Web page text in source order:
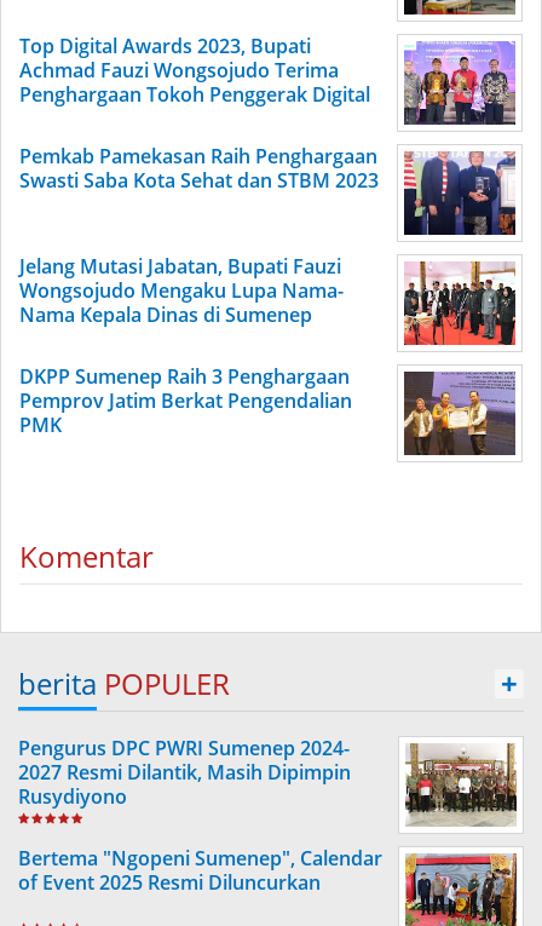
Top Digital Awards 2023, Bupati
Achmad Fauzi Wongsojudo Terima
Penghargaan Tokoh Penggerak Digital
Pemkab Pamekasan Raih Penghargaan
Swasti Saba Kota Sehat dan STBM 2023
Jelang Mutasi Jabatan, Bupati Fauzi
Wongsojudo Mengaku Lupa Nama-
Nama Kepala Dinas di Sumenep
DKPP Sumenep Raih 3 Penghargaan
Pemprov Jatim Berkat Pengendalian
PMK
Komentar
berita POPULER +
Pengurus DPC PWRI Sumenep 2024-
2027 Resmi Dilantik, Masih Dipimpin
Rusydiyono
Bertema "Ngopeni Sumenep", Calendar
of Event 2025 Resmi Diluncurkan